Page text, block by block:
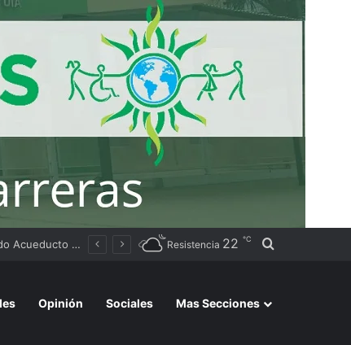
Resistencia 22 ℃ Buscar por
Opinión Sociales Mas Secciones